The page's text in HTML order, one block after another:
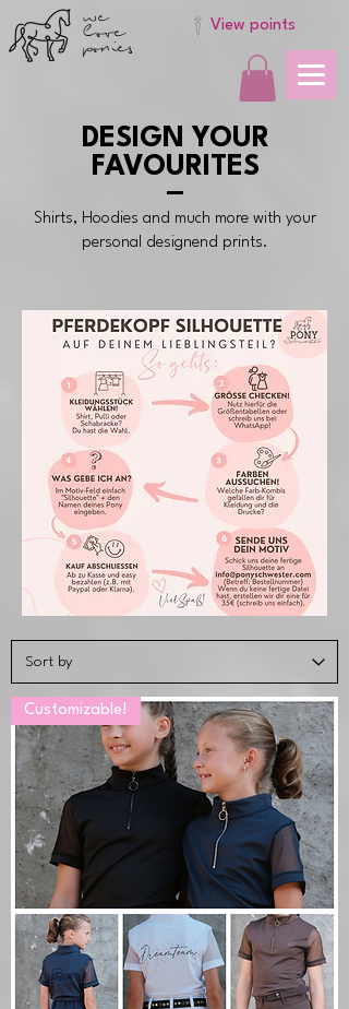
View points
we
love
ponies
DESIGN YOUR
FAVOURITES
Shirts, Hoodies and much more with your
personal designend prints.
Customizable!